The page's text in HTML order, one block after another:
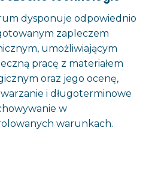
dysponuje odpowiednio
zapleczem
umożliwiającym
pracę z materiałem
oraz jego ocenę,
i długoterminowe
w
warunkach.